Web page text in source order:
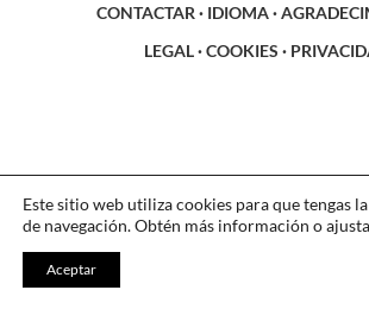
CONTACTAR · IDIOMA·
LEGAL·COOKIES ·
Este sitio web utiliza cookies para que tengas
de navegación. Obtén más información o
Aceptar